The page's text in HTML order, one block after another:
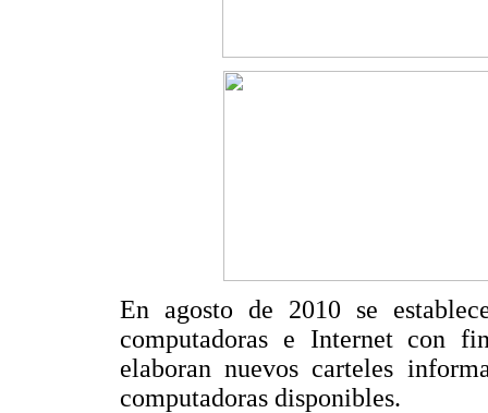
En agosto de 2010 se
computadoras e Internet con
elaboran nuevos carteles
computadoras disponibles.